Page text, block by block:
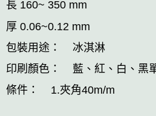
長 160~ 350 mm
厚 0.06~0.12 mm
包裝用途： 冰淇淋
印刷顏色： 藍、紅、白、黑
條件： 1.夾角40m/m